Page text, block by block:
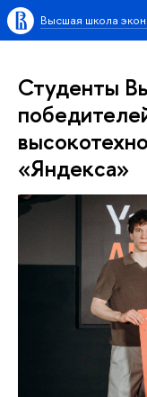
Высшая школа
Студенты
«Яндекса»